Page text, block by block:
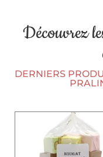
Découvrez
DERNIERS